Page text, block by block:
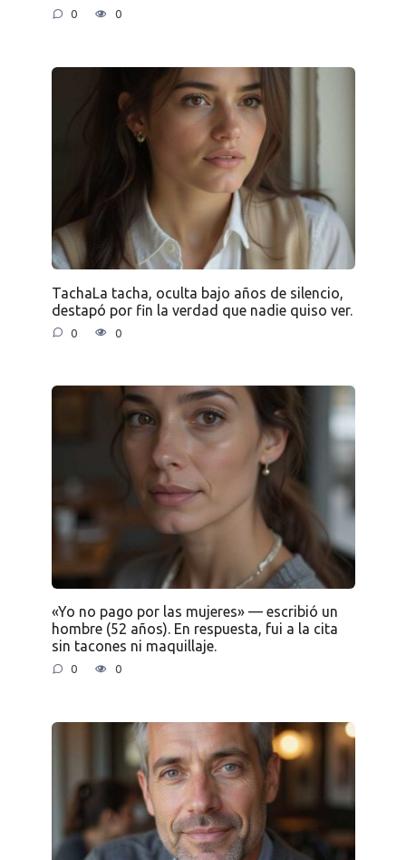
0 0
TachaLa tacha, oculta bajo años de silencio,
destapó por fin la verdad que nadie quiso ver.
0 0
«Yo no pago por las mujeres» — escribió un
hombre (52 años). En respuesta, fui a la cita
sin tacones ni maquillaje.
0 0